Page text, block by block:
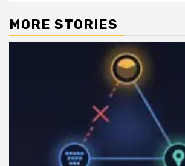
MORE STORIES